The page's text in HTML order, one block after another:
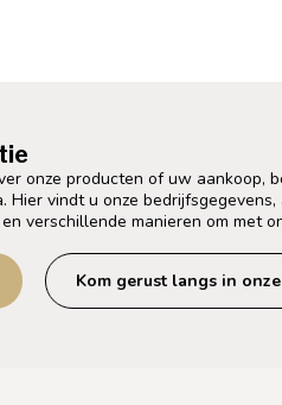
onze producten of uw aankoop,
Hier vindt u onze
verschillende manieren om met
Kom gerust langs in